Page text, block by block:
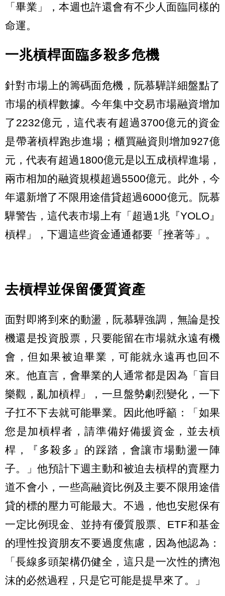
「畢業」，本週也許還會有不少人面臨同樣的
命運。
一兆槓桿面臨多殺多危機
針對市場上的籌碼面危機，阮慕驊詳細盤點了
市場的槓桿數據。今年集中交易市場融資增加
了2232億元，這代表有超過3700億元的資金
是帶著槓桿跑步進場；櫃買融資則增加927億
元，代表有超過1800億元是以五成槓桿進場，
兩市相加的融資規模超過5500億元。此外，今
年還新增了不限用途借貸超過6000億元。阮慕
驊警告，這代表市場上有「超過1兆『YOLO』
槓桿」，下週這些資金通通都要「挫著等」。
去槓桿並保留優質資產
面對即將到來的動盪，阮慕驊強調，無論是投
機還是投資股票，只要能留在市場就永遠有機
會，但如果被迫畢業，可能就永遠再也回不
來。他直言，會畢業的人通常都是因為「盲目
樂觀，亂加槓桿」，一旦盤勢劇烈變化，一下
子扛不下去就可能畢業。因此他呼籲：「如果
您是加槓桿者，請準備好備援資金，並去槓
桿，『多殺多』的踩踏，會讓市場動盪一陣
子。」他預計下週主動和被迫去槓桿的賣壓力
道不會小，一些高融資比例及主要不限用途借
貸的標的壓力可能最大。不過，他也安慰保有
一定比例現金、並持有優質股票、ETF和基金
的理性投資朋友不要過度焦慮，因為他認為：
「長線多頭架構仍健全，這只是一次性的擠泡
沫的必然過程，只是它可能是提早來了。」